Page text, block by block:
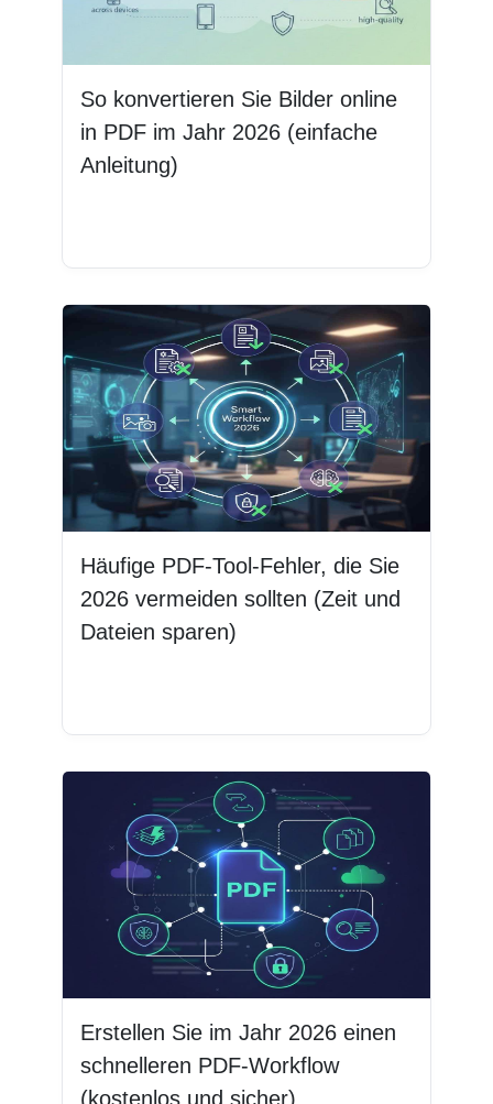
So konvertieren Sie Bilder online
in PDF im Jahr 2026 (einfache
Anleitung)
Häufige PDF-Tool-Fehler, die Sie
2026 vermeiden sollten (Zeit und
Dateien sparen)
Erstellen Sie im Jahr 2026 einen
schnelleren PDF-Workflow
(kostenlos und sicher)